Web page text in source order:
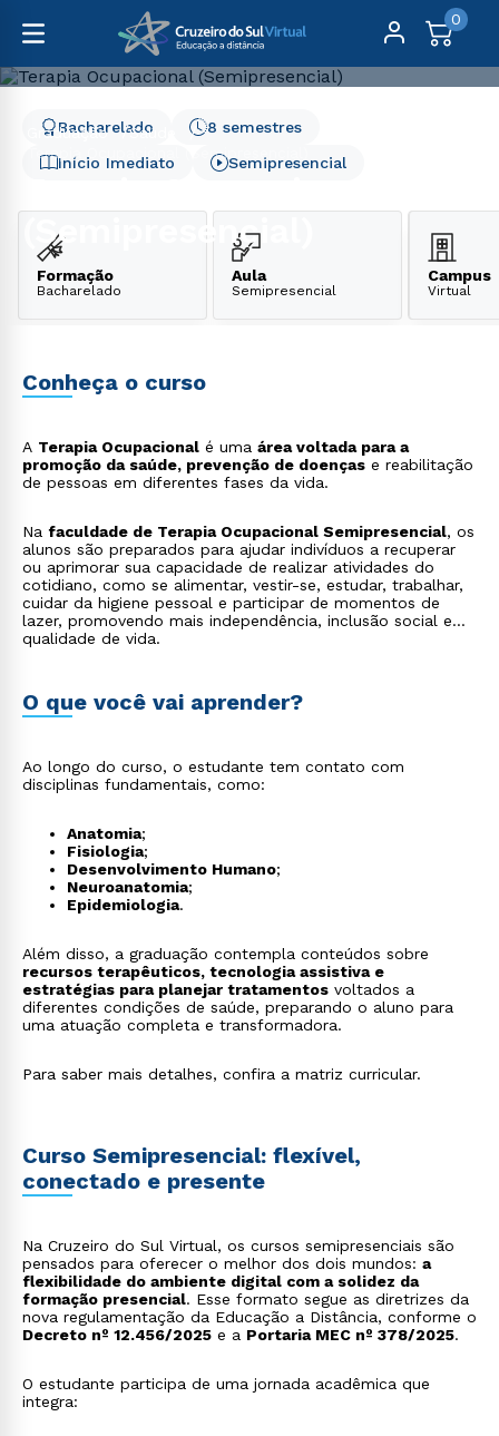
0
Graduação
Saúde
Terapia Ocupacional (Semipresencial)
(Semipresencial)
Início Imediato
8 semestres
Bacharelado
Semipresencial
Formação
Bacharelado
Aula
Semipresencial
Campus
Virtual
Conheça o curso
A Terapia Ocupacional é uma área voltada para a
promoção da saúde, prevenção de doenças e reabilitação
de pessoas em diferentes fases da vida.
Na faculdade de Terapia Ocupacional Semipresencial, os
alunos são preparados para ajudar indivíduos a recuperar
ou aprimorar sua capacidade de realizar atividades do
cotidiano, como se alimentar, vestir-se, estudar, trabalhar,
cuidar da higiene pessoal e participar de momentos de
lazer, promovendo mais independência, inclusão social e
qualidade de vida.
O que você vai aprender?
Ao longo do curso, o estudante tem contato com
disciplinas fundamentais, como:
Anatomia;
Fisiologia;
Desenvolvimento Humano;
Neuroanatomia;
Epidemiologia.
Além disso, a graduação contempla conteúdos sobre
recursos terapêuticos, tecnologia assistiva e
estratégias para planejar tratamentos voltados a
diferentes condições de saúde, preparando o aluno para
uma atuação completa e transformadora.
Para saber mais detalhes, confira a matriz curricular.
Curso Semipresencial: flexível,
conectado e presente
Na Cruzeiro do Sul Virtual, os cursos semipresenciais são
pensados para oferecer o melhor dos dois mundos: a
flexibilidade do ambiente digital com a solidez da
formação presencial. Esse formato segue as diretrizes da
nova regulamentação da Educação a Distância, conforme o
Decreto nº 12.456/2025 e a Portaria MEC nº 378/2025.
O estudante participa de uma jornada acadêmica que
integra: